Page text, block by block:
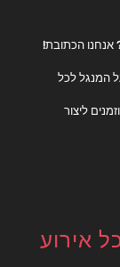
אנחנו הכתובת!
המנגל לכל
ליצור
אירוע